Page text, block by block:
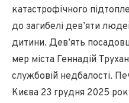
катастрофічного
до загибелі дев’яти
дитини. Дев’ять
мер міста Геннадій
службовій недбалості.
Києва 23 грудня 2025